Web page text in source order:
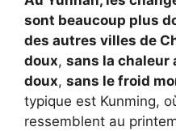
sont beaucoup plus
des autres villes de
doux, sans la chaleur
doux, sans le froid
typique est Kunming,
ressemblent au